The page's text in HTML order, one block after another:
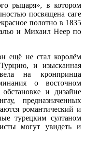
рыцаря», в котором
посвящена саге
полотно в 1835
и Михаил Неер по
ещё не стал королём
и изысканная
на кронпринца
о восточном
и дизайне
, предназначенных
романтический и
турецким султаном
могут увидеть и